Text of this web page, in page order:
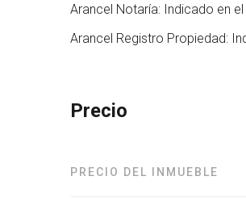
Arancel Notaría: Indicado en
Arancel Registro Propiedad:
Precio
PRECIO DEL INMUEBLE